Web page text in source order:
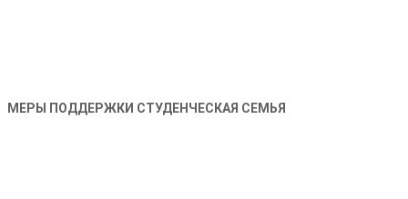
МЕРЫ ПОДДЕРЖКИ СТУДЕНЧЕСКАЯ СЕМЬЯ